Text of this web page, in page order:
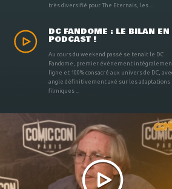
très diversifié pour The Eternals, les ...
DC FANDOME : LE BILAN EN
PODCAST !
Au cours du weekend passé se tenait le DC
Fandome, premier évènement
ligne et 100% consacré aux univers de DC,
angle définitivement axé sur les adaptations
filmiques ...